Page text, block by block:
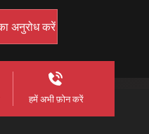
हमें अभी फ़ोन करें